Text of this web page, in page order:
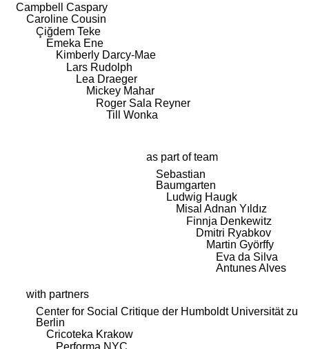
Campbell Caspary
Caroline Cousin
Çiğdem Teke
Emeka Ene
Kimberly Darcy-Mae
Lars Rudolph
Lea Draeger
Mickey Mahar
Roger Sala Reyner
Till Wonka
as part of team
Sebastian
Baumgarten
Ludwig Haugk
Misal Adnan Yıldız
Finnja Denkewitz
Dmitri Ryabkov
Martin Györffy
Eva da Silva
Antunes Alves
with partners
Center for Social Critique der Humboldt Universität zu
Berlin
Cricoteka Krakow
Performa NYC